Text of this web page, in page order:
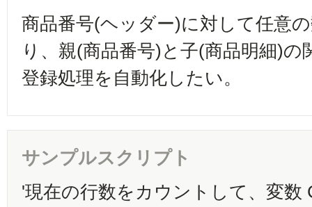
商品番号(ヘッダー)に対して任意
り、親(商品番号)と子(商品明細)の
登録処理を自動化したい。
サンプルスクリプト
'現在の行数をカウントして、変数